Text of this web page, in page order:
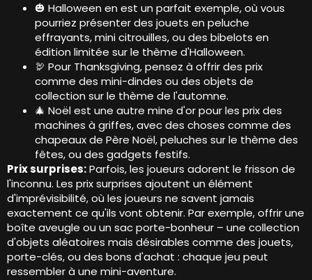
🎃 Halloween en est un parfait exemple, où vous
pourriez présenter des jouets en peluche
effrayants, mini citrouilles, ou des bibelots en
édition limitée sur le thème d'Halloween.
🦃 Pour Thanksgiving, pensez à offrir des prix
comme des mini-dindes ou des objets de
collection sur le thème de l'automne.
🎄 Noël est une autre mine d'or pour les prix des
machines à griffes, avec des choses comme des
chapeaux de Père Noël, peluches sur le thème des
fêtes, ou des gadgets festifs.
Prix ​​surprises:Parfois, les joueurs adorent le frisson de
l'inconnu. Les prix surprises ajoutent un élément
d'imprévisibilité, où les joueurs ne savent jamais
exactement ce qu'ils vont obtenir. Par exemple, offrir une
boîte aveugle ou un sac porte-bonheur – une collection
d'objets aléatoires mais désirables comme des jouets,
porte-clés, ou des bons d'achat : chaque jeu peut
ressembler à une mini-aventure.